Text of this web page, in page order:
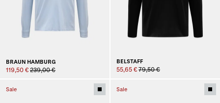
BRAUN HAMBURG
119,50 € 239,00 €
BELSTAFF
55,65 € 79,50 €
Sale Sale